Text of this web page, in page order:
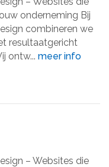
onderneming Bij
combineren we
resultaatgericht
ontw...meer info
– Websites die